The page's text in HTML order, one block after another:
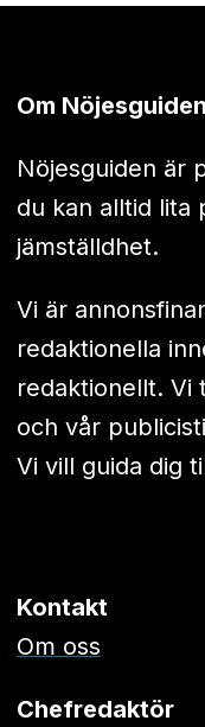
Om Nöjesguiden
Nöjesguiden är
du kan alltid lita
jämställdhet.
Vi är
redaktionella
redaktionellt. Vi
och vår
Vi vill guida dig
Kontakt
Om oss
Chefredaktör